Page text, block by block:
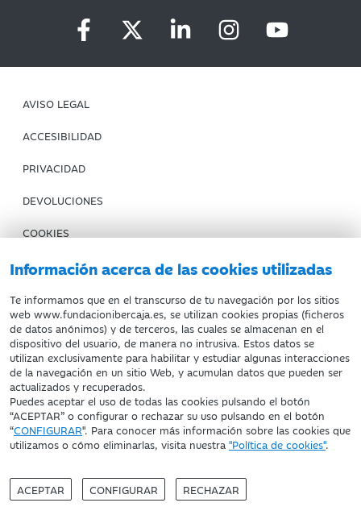
Información acerca de las cookies utilizadas
Te informamos que en el transcurso de tu navegación por los sitios
web www.fundacionibercaja.es, se utilizan cookies propias (ficheros
de datos anónimos) y de terceros, las cuales se almacenan en el
dispositivo del usuario, de manera no intrusiva. Estos datos se
utilizan exclusivamente para habilitar y estudiar algunas interacciones
de la navegación en un sitio Web, y acumulan datos que pueden ser
actualizados y recuperados.
Puedes aceptar el uso de todas las cookies pulsando el botón
“ACEPTAR” o configurar o rechazar su uso pulsando en el botón
“CONFIGURAR". Para conocer más información sobre las cookies que
utilizamos o cómo eliminarlas, visita nuestra "Política de cookies".
ACEPTAR CONFIGURAR RECHAZAR
AVISO LEGAL
ACCESIBILIDAD
PRIVACIDAD
DEVOLUCIONES
COOKIES
CONDICIONES DE COMPRA
IBERCAJA BANCO
Fundación Bancaria Ibercaja. C.I.F. G-50000652.
Inscrita en el Registro de Fundaciones del Mº de Educación,
Cultura y Deporte con el nº 1689.
Domicilio social: Joaquín Costa, 13. 50001 Zaragoza.